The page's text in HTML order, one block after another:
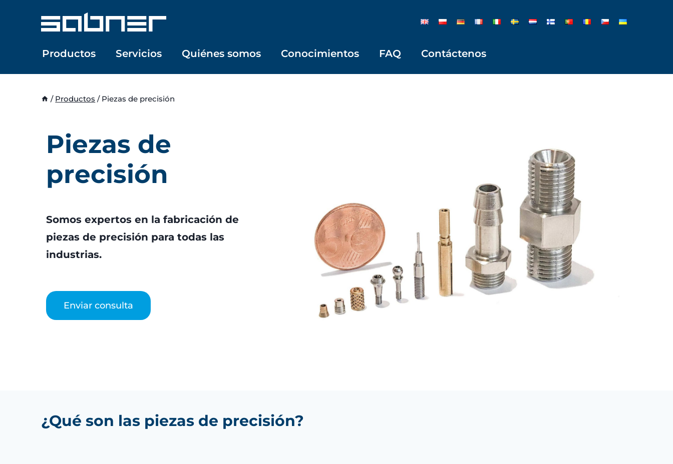
Productos Servicios Quiénes somos Conocimientos FAQ Contáctenos
/ Productos / Piezas de precisión
Piezas de
precisión
Somos expertos en la fabricación de
piezas de precisión para todas las
industrias.
Enviar consulta
¿Qué son las piezas de precisión?